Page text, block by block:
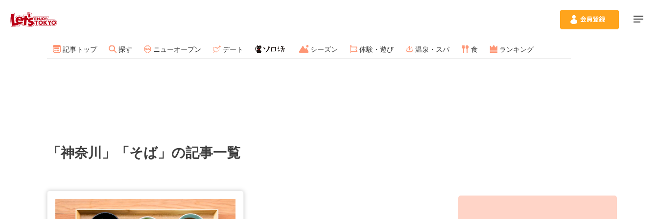
記事トップ 探す ニューオープン デート シーズン 体験・遊び 温泉・スパ 食 ランキング
「神奈川」「そば」の記事一覧